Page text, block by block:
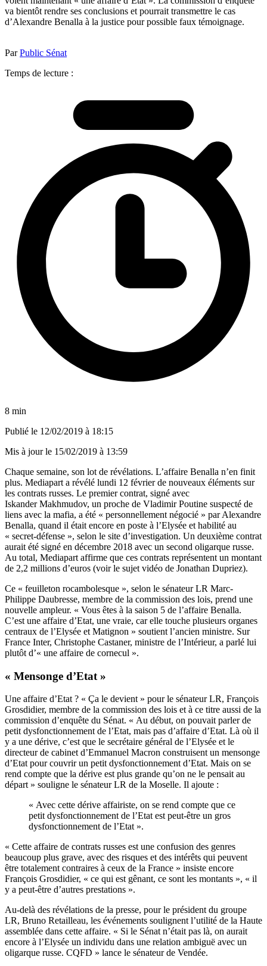
va bientôt rendre ses conclusions et pourrait transmettre le cas
d’Alexandre Benalla à la justice pour possible faux témoignage.
ParPublic Sénat
Temps de lecture :
8 min
Publié le 12/02/2019 à 18:15
Mis à jour le 15/02/2019 à 13:59
Chaque semaine, son lot de révélations. L’affaire Benalla n’en finit
plus. Mediapart a révélé lundi 12 février de nouveaux éléments sur
les contrats russes. Le premier contrat, signé avec
Iskander Makhmudov, un proche de Vladimir Poutine suspecté de
liens avec la mafia, a été « personnellement négocié » par Alexandre
Benalla, quand il était encore en poste à l’Elysée et habilité au
« secret-défense », selon le site d’investigation. Un deuxième contrat
aurait été signé en décembre 2018 avec un second oligarque russe.
Au total, Mediapart affirme que ces contrats représentent un montant
de 2,2 millions d’euros (voir le sujet vidéo de Jonathan Dupriez).
Ce « feuilleton rocambolesque », selon le sénateur LR Marc-
Philippe Daubresse, membre de la commission des lois, prend une
nouvelle ampleur. « Vous êtes à la saison 5 de l’affaire Benalla.
C’est une affaire d’Etat, une vraie, car elle touche plusieurs organes
centraux de l’Elysée et Matignon » soutient l’ancien ministre. Sur
France Inter, Christophe Castaner, ministre de l’Intérieur, a parlé lui
plutôt d’« une affaire de cornecul ».
« Mensonge d’Etat »
Une affaire d’Etat ? « Ça le devient » pour le sénateur LR, François
Grosdidier, membre de la commission des lois et à ce titre aussi de la
commission d’enquête du Sénat. « Au début, on pouvait parler de
petit dysfonctionnement de l’Etat, mais pas d’affaire d’Etat. Là où il
y a une dérive, c’est que le secrétaire général de l’Elysée et le
directeur de cabinet d’Emmanuel Macron construisent un mensonge
d’Etat pour couvrir un petit dysfonctionnement d’Etat. Mais on se
rend compte que la dérive est plus grande qu’on ne le pensait au
départ » souligne le sénateur LR de la Moselle. Il ajoute :
« Avec cette dérive affairiste, on se rend compte que ce
petit dysfonctionnement de l’Etat est peut-être un gros
dysfonctionnement de l’Etat ».
« Cette affaire de contrats russes est une confusion des genres
beaucoup plus grave, avec des risques et des intérêts qui peuvent
être totalement contraires à ceux de la France » insiste encore
François Grosdidier, « ce qui est gênant, ce sont les montants », « il
y a peut-être d’autres prestations ».
Au-delà des révélations de la presse, pour le président du groupe
LR, Bruno Retailleau, les événements soulignent l’utilité de la Haute
assemblée dans cette affaire. « Si le Sénat n’était pas là, on aurait
encore à l’Elysée un individu dans une relation ambiguë avec un
oligarque russe. CQFD » lance le sénateur de Vendée.